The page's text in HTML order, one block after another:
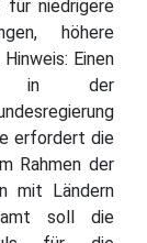
niedrigere
höhere
Einen
in der
erfordert die
Rahmen der
mit Ländern
soll die